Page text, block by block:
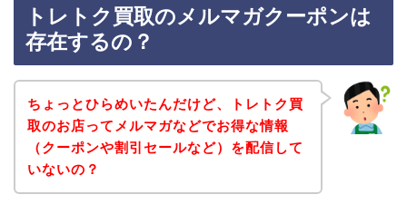
トレトク買取のメルマガクーポンは
存在するの？
ちょっとひらめいたんだけど、トレトク買
取のお店ってメルマガなどでお得な情報
（クーポンや割引セールなど）を配信して
いないの？